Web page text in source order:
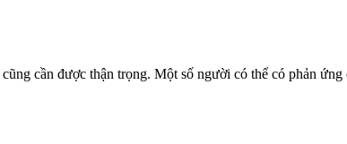
cần được thận trọng. Một số người có thể có phản